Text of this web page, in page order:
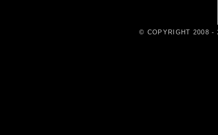
© COPYRIGHT 2008